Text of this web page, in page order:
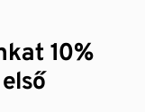
10%